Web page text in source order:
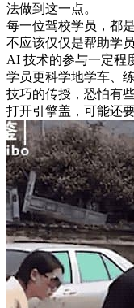
法做到这一点。
每一位驾校学员，都
不应该仅仅是帮助学
AI 技术的参与一定程
学员更科学地学车、
技巧的传授，恐怕有
打开引擎盖，可能还